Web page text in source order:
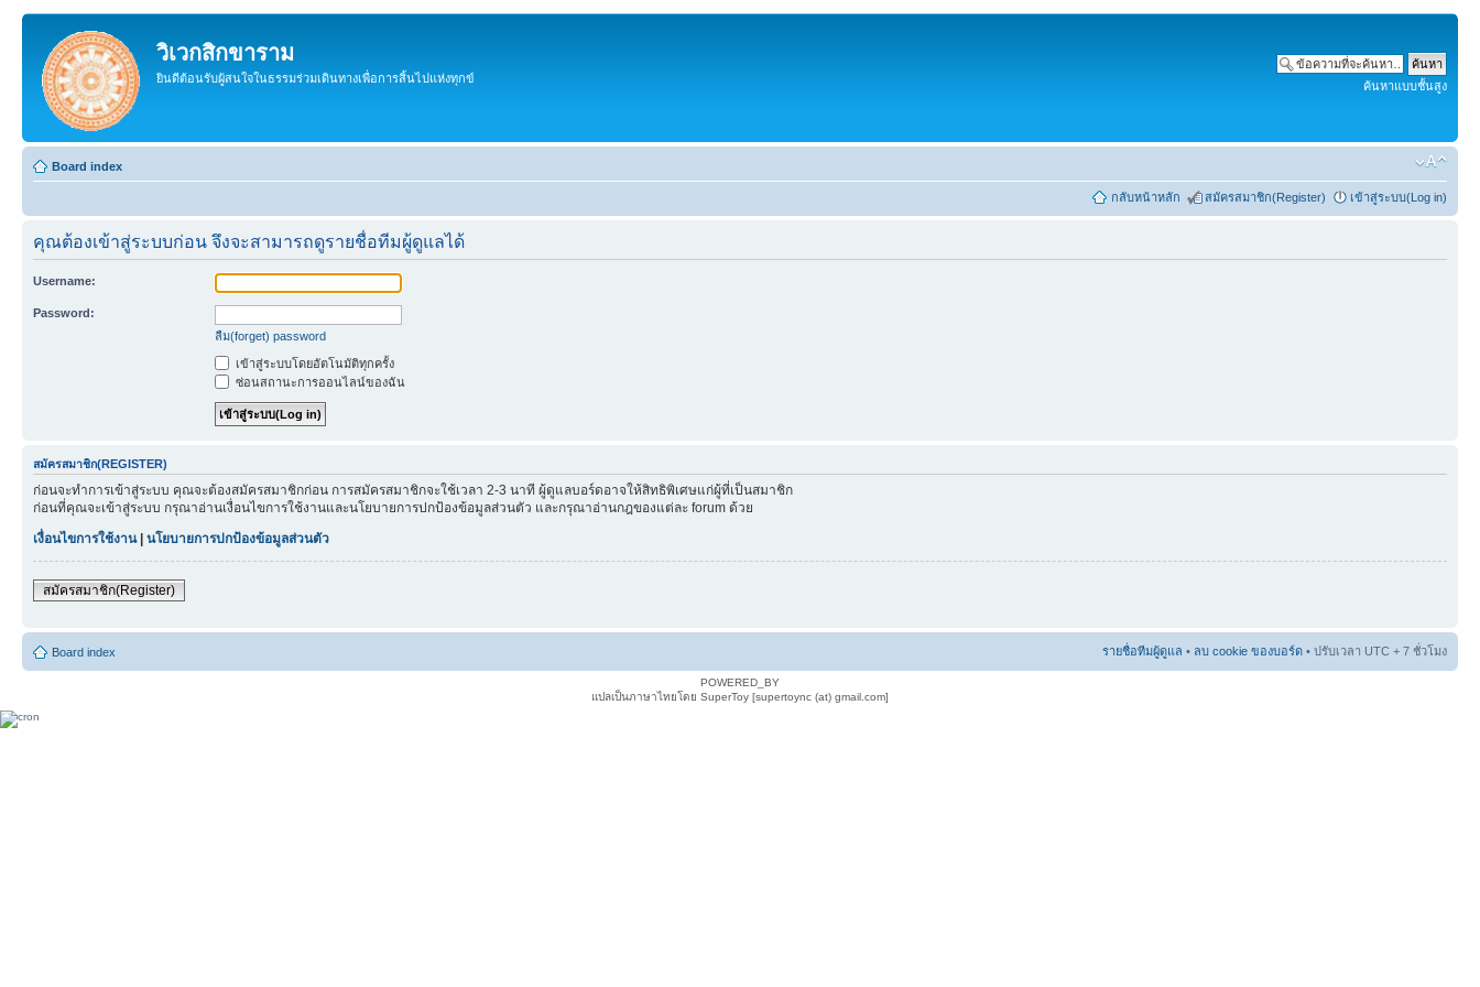
วิเวกสิกขาราม
ยินดีต้อนรับผู้สนใจในธรรมร่วมเดินทางเพื่อการสิ้นไปแห่งทุกข์
ค้นหาแบบชั้นสูง
Board index
กลับหน้าหลัก สมัครสมาชิก(Register) เข้าสู่ระบบ(Log in)
คุณต้องเข้าสู่ระบบก่อน จึงจะสามารถดูรายชื่อทีมผู้ดูแลได้
Username:
Password:
ลืม(forget) password
เข้าสู่ระบบโดยอัตโนมัติทุกครั้ง
ซ่อนสถานะการออนไลน์ของฉัน
สมัครสมาชิก(REGISTER)
ก่อนจะทำการเข้าสู่ระบบ คุณจะต้องสมัครสมาชิกก่อน การสมัครสมาชิกจะใช้เวลา 2-3 นาที ผู้ดูแลบอร์ดอาจให้สิทธิพิเศษแก่ผู้ที่เป็นสมาชิก
ก่อนที่คุณจะเข้าสู่ระบบ กรุณาอ่านเงื่อนไขการใช้งานและนโยบายการปกป้องข้อมูลส่วนตัว และกรุณาอ่านกฎของแต่ละ forum ด้วย
เงื่อนไขการใช้งาน| นโยบายการปกป้องข้อมูลส่วนตัว
สมัครสมาชิก(Register)
Board index รายชื่อทีมผู้ดูแล • ลบ cookie ของบอร์ด • ปรับเวลา UTC + 7 ชั่วโมง
POWERED_BY
แปลเป็นภาษาไทยโดย SuperToy [supertoync (at) gmail.com]